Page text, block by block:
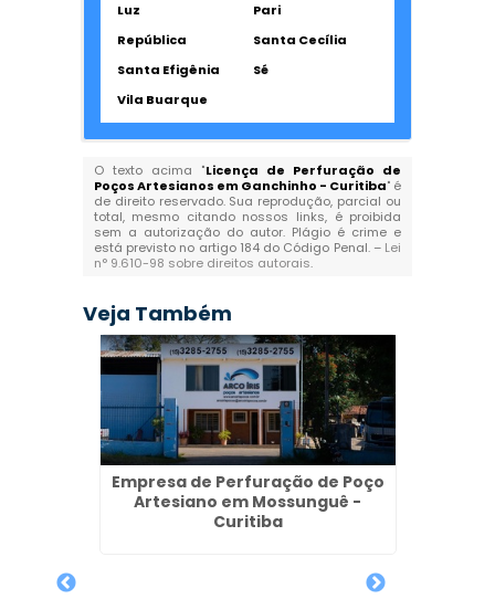
Luz
Pari
República
Santa Cecília
Santa Efigênia
Sé
Vila Buarque
O texto acima "Licença de Perfuração de
Poços Artesianos em Ganchinho - Curitiba" é
de direito reservado. Sua reprodução, parcial ou
total, mesmo citando nossos links, é proibida
sem a autorização do autor. Plágio é crime e
está previsto no artigo 184 do Código Penal. – Lei
n° 9.610-98 sobre direitos autorais.
Veja Também
Empresa de Perfuração de Poço
Artesiano em Mossunguê -
Curitiba